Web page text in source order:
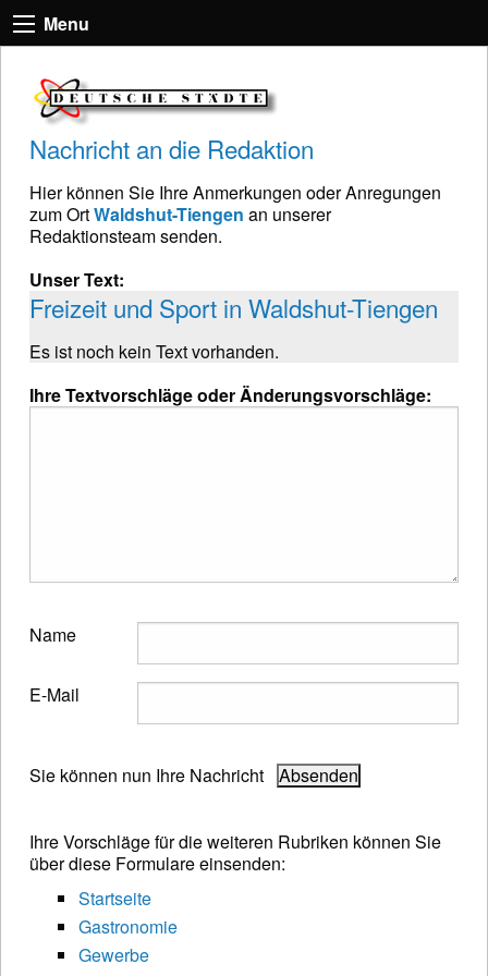
Menu
Nachricht an die Redaktion
Hier können Sie Ihre Anmerkungen oder Anregungen
zum OrtWaldshut-Tiengen an unserer
Redaktionsteam senden.
Unser Text:
Freizeit und Sport in Waldshut-Tiengen
Es ist noch kein Text vorhanden.
Ihre Textvorschläge oder Änderungsvorschläge:
Name
E-Mail
Sie können nun Ihre Nachricht
Ihre Vorschläge für die weiteren Rubriken können Sie
über diese Formulare einsenden:
Startseite
Gastronomie
Gewerbe